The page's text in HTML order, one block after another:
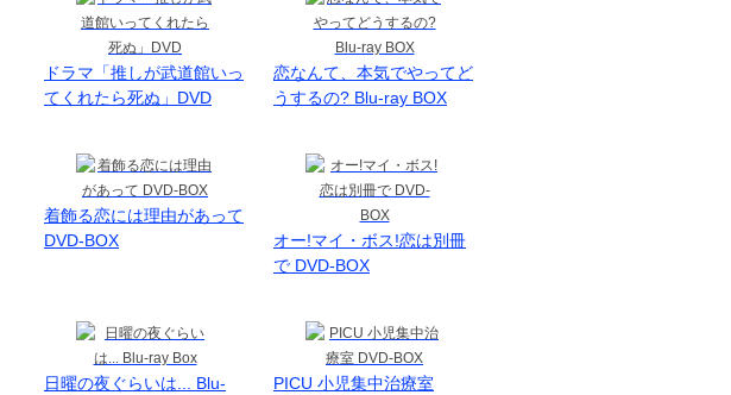
ドラマ「推しが武道館いっ
てくれたら死ぬ」DVD
恋なんて、本気でやってど
うするの? Blu-ray BOX
着飾る恋には理由があって
DVD-BOX
オー!マイ・ボス!恋は別冊
で DVD-BOX
日曜の夜ぐらいは... Blu-
PICU 小児集中治療室